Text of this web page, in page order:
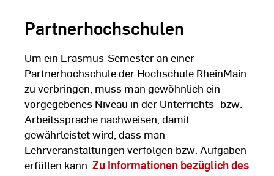
Partnerhochschulen
Um ein Erasmus-Semester an einer
Partnerhochschule der Hochschule RheinMain
zu verbringen, muss man gewöhnlich ein
vorgegebenes Niveau in der Unterrichts- bzw.
Arbeitssprache nachweisen, damit
gewährleistet wird, dass man
Lehrveranstaltungen verfolgen bzw. Aufgaben
erfüllen kann. Zu Informationen bezüglich des